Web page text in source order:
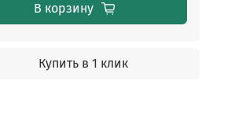
В корзину
Купить в 1 клик